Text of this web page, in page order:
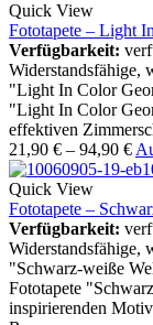
Quick View
Fototapete – Light
Verfügbarkeit:
Widerstandsfähige,
"Light In Color
"Light In Color
effektiven
21,90 € – 94,90 €
Quick View
Fototapete –
Verfügbarkeit:
Widerstandsfähige,
"Schwarz-weiße
Fototapete
inspirierenden